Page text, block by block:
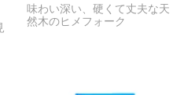
味わい深い、硬くて丈夫な天
然木のヒメフォーク